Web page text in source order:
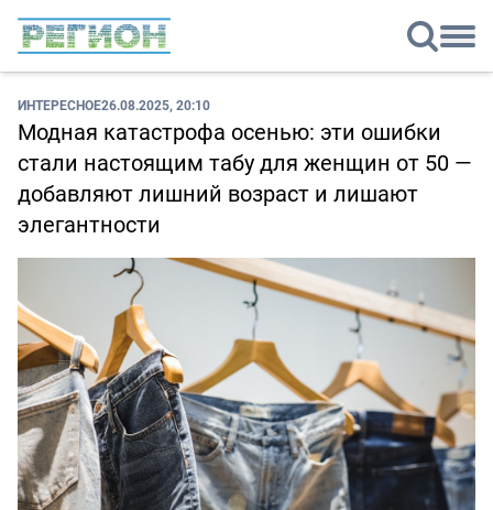
ИНТЕРЕСНОЕ26.08.2025, 20:10
Модная катастрофа осенью: эти ошибки
стали настоящим табу для женщин от 50 —
добавляют лишний возраст и лишают
элегантности